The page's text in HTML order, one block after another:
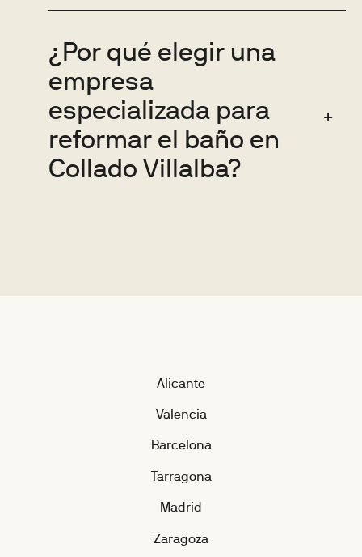
¿Por qué elegir una
empresa
especializada para
reformar el baño en
Collado Villalba?
Alicante
Valencia
Barcelona
Tarragona
Madrid
Zaragoza